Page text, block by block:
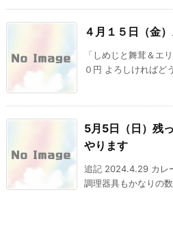
４月１５日（金
「しめじと舞茸＆エ
０円 よろしければど
5月5日（日）残
やります
追記 2024.4.29 カレ
調理器具もかなりの